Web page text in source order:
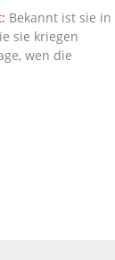
Bekannt ist sie in
sie kriegen
wen die